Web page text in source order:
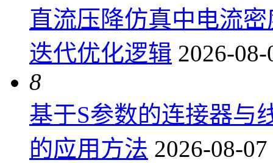
直流压降仿真中电流
迭代优化逻辑 2026-
8
基于S参数的连接器与
的应用方法 2026-08-